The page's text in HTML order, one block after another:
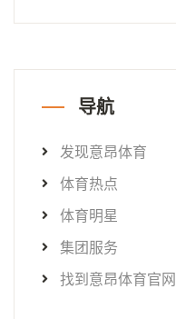
导航
发现意昂体育
体育热点
体育明星
集团服务
找到意昂体育官网